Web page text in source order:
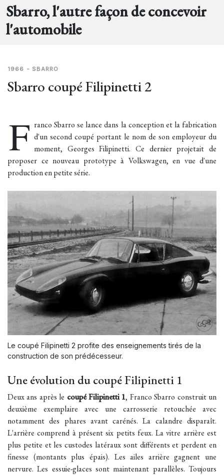
Sbarro, l'autre façon de concevoir
l'automobile
1966 - SBARRO
Sbarro coupé Filipinetti 2
F ranco Sbarro se lance dans la conception et la fabrication
d'un second coupé portant le nom de son employeur du
moment, Georges Filipinetti. Ce dernier projetait de
proposer ce nouveau prototype à Volkswagen, en vue d'une
production en petite série.
Le coupé Filipinetti 2 profite des enseignements tirés de la
construction de son prédécesseur.
Une évolution du coupé Filipinetti 1
Deux ans après le coupé Filipinetti 1, Franco Sbarro construit un
deuxième exemplaire avec une carrosserie retouchée avec
notamment des phares avant carénés. La calandre disparaît.
L'arrière comprend à présent six petits feux. La vitre arrière est
plus petite et les custodes latéraux sont différents et perdent en
finesse (montants plus épais). Les ailes arrière gagnent une
nervure. Les essuie-glaces sont maintenant parallèles. Toujours